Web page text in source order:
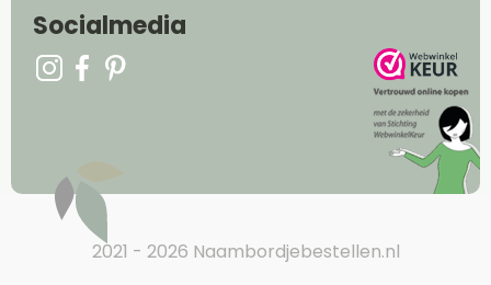
Socialmedia
2021 - 2026 Naambordjebestellen.nl